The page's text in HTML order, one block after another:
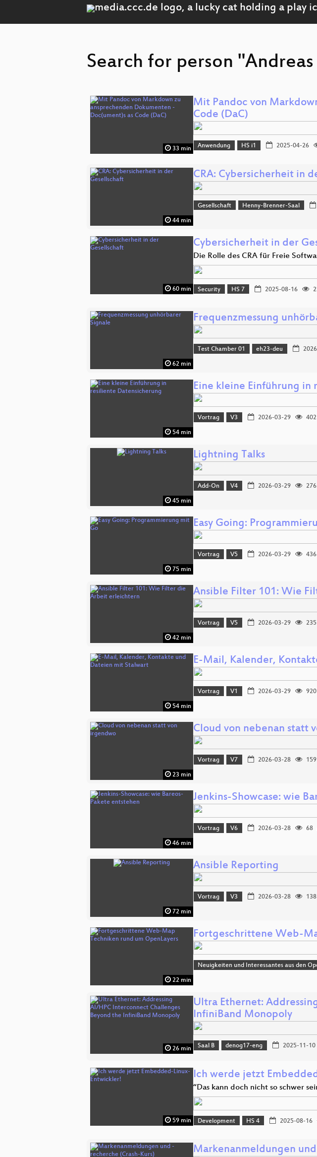
Search for person
33 min
Mit Pandoc von
Code (DaC)
Anwendung HS i1 2025-04-26
44 min
CRA: Cybersicherheit in
Gesellschaft Henny-Brenner-Saal
60 min
Cybersicherheit in der
Die Rolle des CRA für Freie
Security HS 7 2025-08-16
62 min
Frequenzmessung
Test Chamber 01 eh23-deu
54 min
Eine kleine Einführung
Vortrag V3 2026-03-29 402
45 min
Lightning Talks
Add-On V4 2026-03-29 276
75 min
Easy Going:
Vortrag V5 2026-03-29 436
42 min
Ansible Filter 101: Wie
Vortrag V5 2026-03-29 235
54 min
E-Mail, Kalender,
Vortrag V1 2026-03-29 920
23 min
Cloud von nebenan statt
Vortrag V7 2026-03-28 159
46 min
Jenkins-Showcase: wie
Vortrag V6 2026-03-28 68
72 min
Ansible Reporting
Vortrag V3 2026-03-28 138
22 min
Fortgeschrittene Web-
Neuigkeiten und Interessantes aus den
26 min
Ultra Ethernet:
InfiniBand Monopoly
Saal B denog17-eng 2025-11-10
59 min
Ich werde jetzt
“Das kann doch nicht so schwer
Development HS 4 2025-08-16
Markenanmeldungen